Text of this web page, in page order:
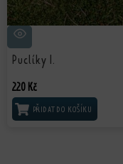
Puclíky I.
220 Kč
PŘIDAT DO KOŠÍKU